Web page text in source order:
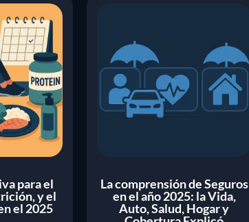
para el
y el
el 2025
La comprensión de Seguros
en el año 2025: la Vida,
Auto, Salud, Hogar y